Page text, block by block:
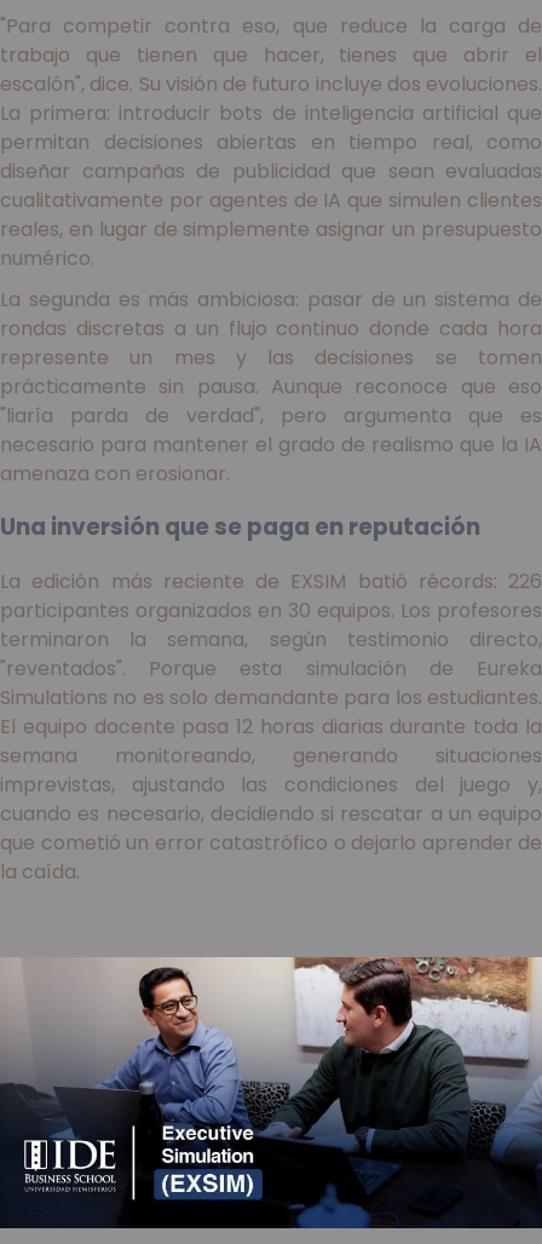
"Para competir contra eso, que reduce la carga de
trabajo que tienen que hacer, tienes que abrir el
escalón", dice. Su visión de futuro incluye dos evoluciones.
La primera: introducir bots de inteligencia artificial que
permitan decisiones abiertas en tiempo real, como
diseñar campañas de publicidad que sean evaluadas
cualitativamente por agentes de IA que simulen clientes
reales, en lugar de simplemente asignar un presupuesto
numérico.
La segunda es más ambiciosa: pasar de un sistema de
rondas discretas a un flujo continuo donde cada hora
represente un mes y las decisiones se tomen
prácticamente sin pausa. Aunque reconoce que eso
"liaría parda de verdad", pero argumenta que es
necesario para mantener el grado de realismo que la IA
amenaza con erosionar.
Una inversión que se paga en reputación
La edición más reciente de EXSIM batió récords: 226
participantes organizados en 30 equipos. Los profesores
terminaron la semana, según testimonio directo,
"reventados". Porque esta simulación de Eureka
Simulations no es solo demandante para los estudiantes.
El equipo docente pasa 12 horas diarias durante toda la
semana monitoreando, generando situaciones
imprevistas, ajustando las condiciones del juego y,
cuando es necesario, decidiendo si rescatar a un equipo
que cometió un error catastrófico o dejarlo aprender de
la caída.